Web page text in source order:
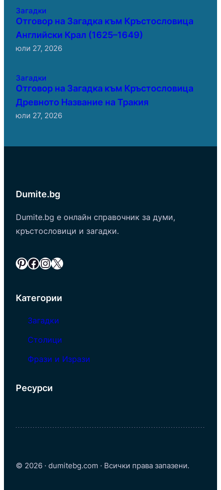
Загадки
Отговор на Загадка към Кръстословица
Английски Крал (1625–1649)
юли 27, 2026
Загадки
Отговор на Загадка към Кръстословица
Древното Название на Тракия
юли 27, 2026
Dumite.bg
Dumite.bg е онлайн справочник за думи,
кръстословици и загадки.
Pinterest Facebook InstagramX
Категории
Загадки
Столици
Фрази и Изрази
Ресурси
© 2026 · dumitebg.com · Всички права запазени.